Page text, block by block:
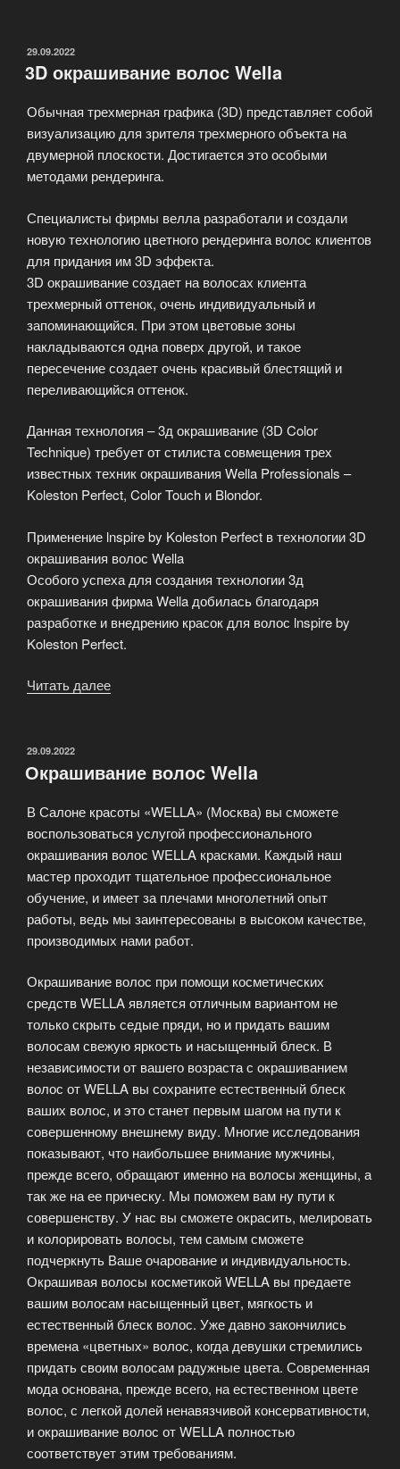
ОПУБЛИКОВАНО
29.09.2022
3D окрашивание волос Wella
Обычная трехмерная графика (3D) представляет собой
визуализацию для зрителя трехмерного объекта на
двумерной плоскости. Достигается это особыми
методами рендеринга.
Специалисты фирмы велла разработали и создали
новую технологию цветного рендеринга волос клиентов
для придания им 3D эффекта.
3D окрашивание создает на волосах клиента
трехмерный оттенок, очень индивидуальный и
запоминающийся. При этом цветовые зоны
накладываются одна поверх другой, и такое
пересечение создает очень красивый блестящий и
переливающийся оттенок.
Данная технология – 3д окрашивание (3D Color
Technique) требует от стилиста совмещения трех
известных техник окрашивания Wella Professionals –
Koleston Perfect, Color Touch и Blondor.
Применение lnspire by Koleston Perfect в технологии 3D
окрашивания волос Wella
Особого успеха для создания технологии 3д
окрашивания фирма Wella добилась благодаря
разработке и внедрению красок для волос lnspire by
Koleston Perfect.
Читать далее
ОПУБЛИКОВАНО
29.09.2022
Окрашивание волос Wella
В Салоне красоты «WELLA» (Москва) вы сможете
воспользоваться услугой профессионального
окрашивания волос WELLA красками. Каждый наш
мастер проходит тщательное профессиональное
обучение, и имеет за плечами многолетний опыт
работы, ведь мы заинтересованы в высоком качестве,
производимых нами работ.
Окрашивание волос при помощи косметических
средств WELLA является отличным вариантом не
только скрыть седые пряди, но и придать вашим
волосам свежую яркость и насыщенный блеск. В
независимости от вашего возраста с окрашиванием
волос от WELLA вы сохраните естественный блеск
ваших волос, и это станет первым шагом на пути к
совершенному внешнему виду. Многие исследования
показывают, что наибольшее внимание мужчины,
прежде всего, обращают именно на волосы женщины, а
так же на ее прическу. Мы поможем вам ну пути к
совершенству. У нас вы сможете окрасить, мелировать
и колорировать волосы, тем самым сможете
подчеркнуть Ваше очарование и индивидуальность.
Окрашивая волосы косметикой WELLA вы предаете
вашим волосам насыщенный цвет, мягкость и
естественный блеск волос. Уже давно закончились
времена «цветных» волос, когда девушки стремились
придать своим волосам радужные цвета. Современная
мода основана, прежде всего, на естественном цвете
волос, с легкой долей ненавязчивой консервативности,
и окрашивание волос от WELLA полностью
соответствует этим требованиям.